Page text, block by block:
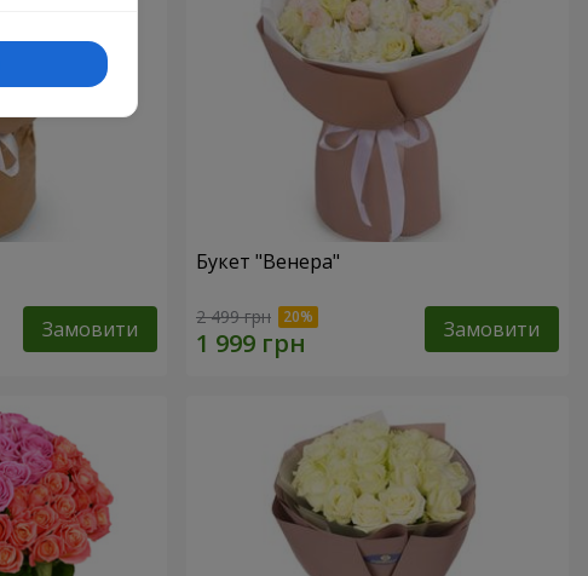
Замовити
Букет "Венера"
2 499 грн Замовити